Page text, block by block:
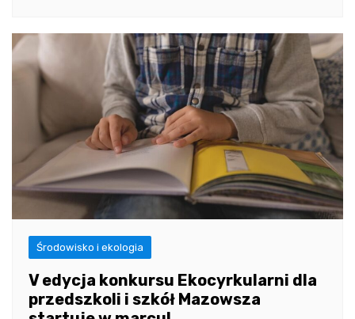
Środowisko i ekologia
V edycja konkursu Ekocyrkularni dla
przedszkoli i szkół Mazowsza